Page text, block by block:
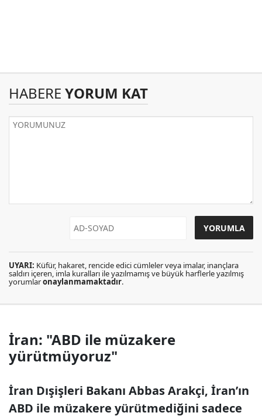
HABERE YORUM KAT
UYARI: Küfür, hakaret, rencide edici cümleler veya imalar, inançlara
saldırı içeren, imla kuralları ile yazılmamış ve büyük harflerle yazılmış
yorumlaronaylanmamaktadır.
İran: "ABD ile müzakere
yürütmüyoruz"
İran Dışişleri Bakanı Abbas Arakçi, İran’ın
ABD ile müzakere yürütmediğini sadece